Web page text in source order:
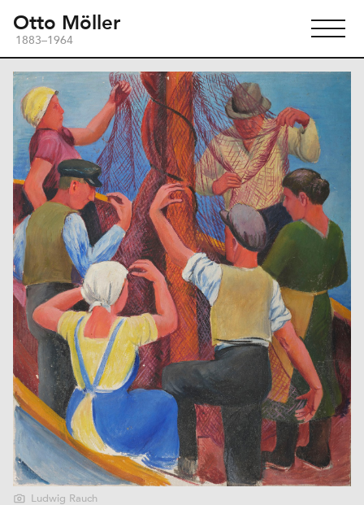
Otto Möller
1883–1964
Ludwig Rauch